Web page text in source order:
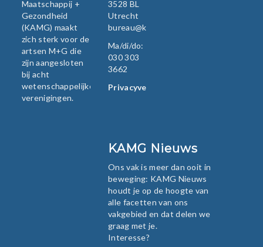
Maatschappij +
Gezondheid
(KAMG) maakt
zich sterk voor de
artsen M+G die
zijn aangesloten
bij acht
wetenschappelijke
verenigingen.
3528 BL
Utrecht
bureau@kamg.nl
Ma/di/do:
030 303
3662
Privacyverklaring
KAMG Nieuws
Ons vak is meer dan ooit in
beweging: KAMG Nieuws
houdt je op de hoogte van
alle facetten van ons
vakgebied en dat delen we
graag met je.
Interesse?